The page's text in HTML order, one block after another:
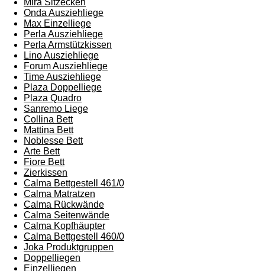
Mira Sitzecken
Onda Ausziehliege
Max Einzelliege
Perla Ausziehliege
Perla Armstützkissen
Lino Ausziehliege
Forum Ausziehliege
Time Ausziehliege
Plaza Doppelliege
Plaza Quadro
Sanremo Liege
Collina Bett
Mattina Bett
Noblesse Bett
Arte Bett
Fiore Bett
Zierkissen
Calma Bettgestell 461/0
Calma Matratzen
Calma Rückwände
Calma Seitenwände
Calma Kopfhäupter
Calma Bettgestell 460/0
Joka Produktgruppen
Doppelliegen
Einzelliegen